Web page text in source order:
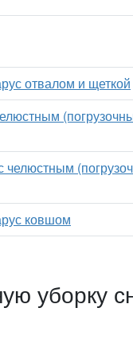
отвалом и щеткой
челюстным
ковшом
уборку